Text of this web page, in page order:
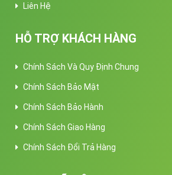
Liên Hệ
HỖ TRỢ KHÁCH HÀNG
Chính Sách Và Quy Định Chung
Chính Sách Bảo Mật
Chính Sách Bảo Hành
Chính Sách Giao Hàng
Chính Sách Đổi Trả Hàng